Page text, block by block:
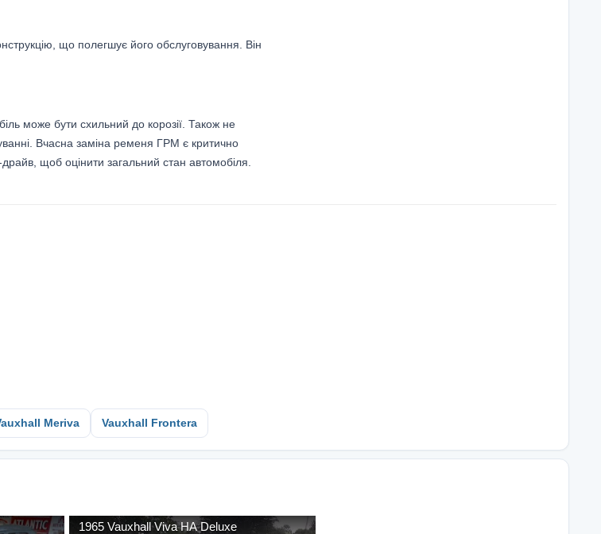
що полегшує його обслуговування. Він
може бути схильний до корозії. Також не
Вчасна заміна ременя ГРМ є критично
щоб оцінити загальний стан автомобіля.
Meriva Vauxhall Frontera
1965 Vauxhall Viva HA Deluxe